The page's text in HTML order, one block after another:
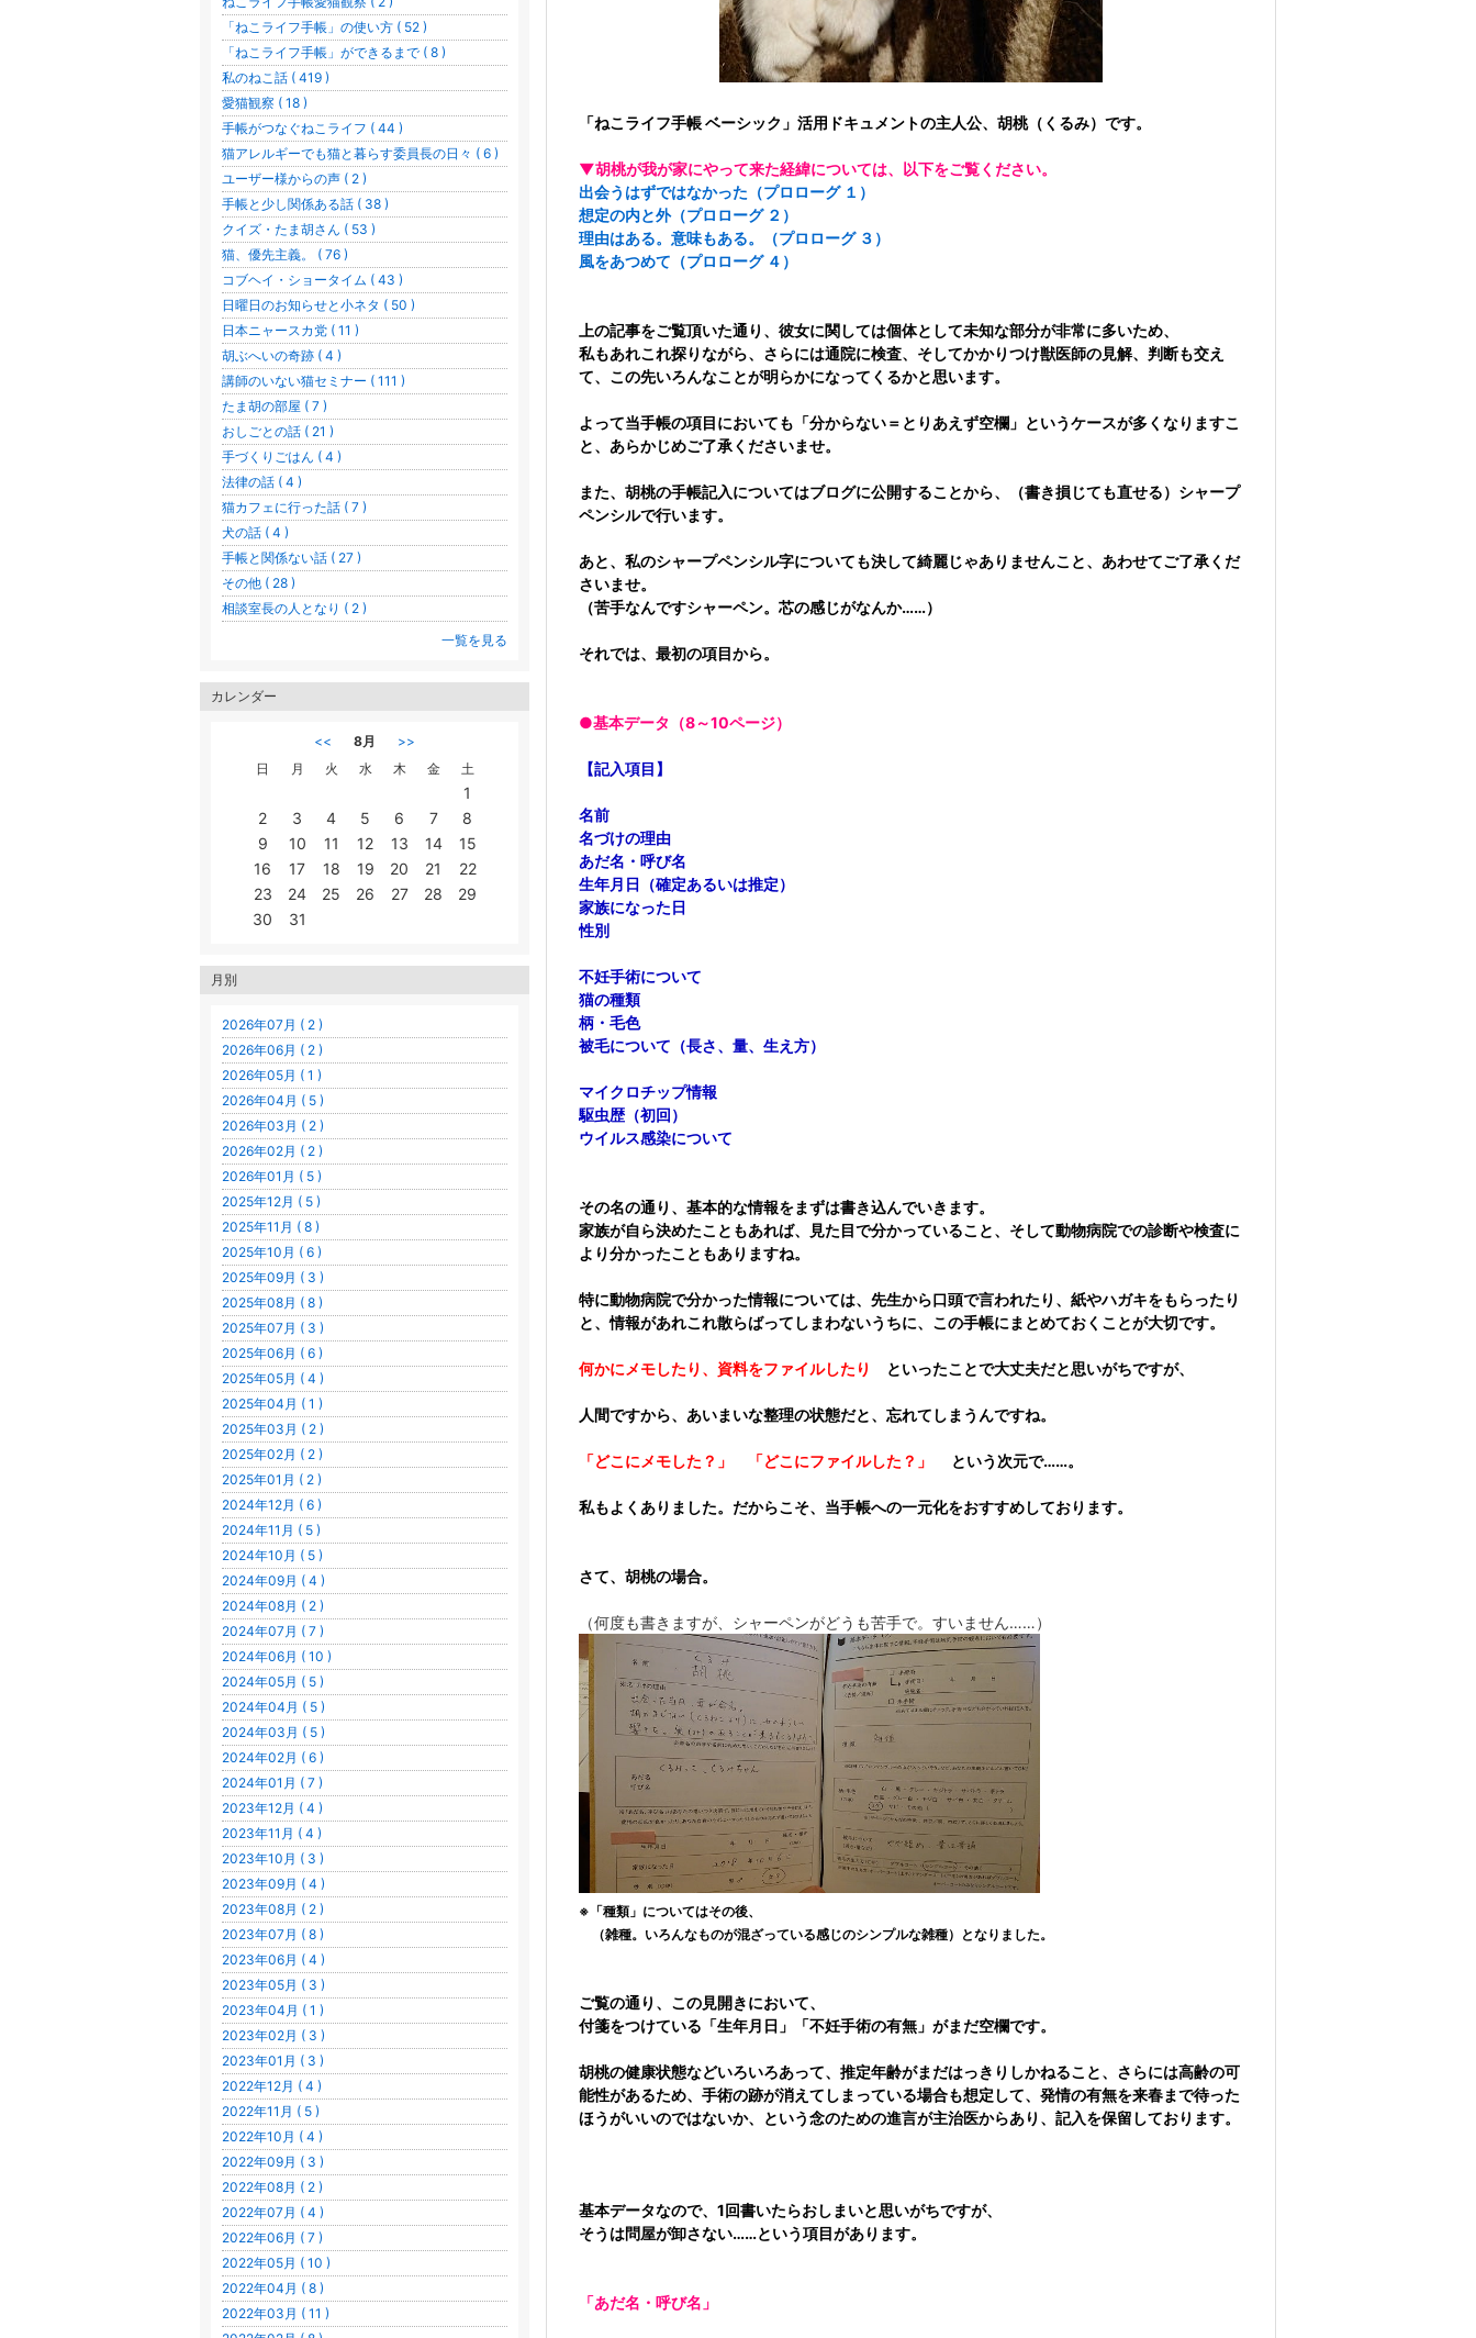
「ねこライフ手帳 ベーシック」活用ドキュメントの主人公、胡桃（くるみ）です。
▼胡桃が我が家にやって来た経緯については、以下をご覧ください。
出会うはずではなかった（プロローグ １）
想定の内と外（プロローグ ２）
理由はある。意味もある。（プロローグ ３）
風をあつめて（プロローグ ４）
上の記事をご覧頂いた通り、 彼女に関しては個体として未知な部分が非常に多いため、
私もあれこれ探りながら、さらには通院に検査、そしてかかりつけ獣医師の見解、判断も交え
て、この先いろんなことが明らかになってくるかと思います。
よって当手帳の項目においても「分からない＝とりあえず空欄」というケースが多くなりますこ
と、あらかじめご了承くださいませ。
また、胡桃の手帳記入についてはブログに公開することから、（書き損じても直せる）シャープ
ペンシルで行います。
あと、私のシャープペンシル字についても決して綺麗じゃありませんこと、あわせてご了承くだ
さいませ。
（苦手なんですシャーペン。芯の感じがなんか……）
それでは、最初の項目から。
●基本データ（8～10ページ）
【記入項目】
名前
名づけの理由
あだ名・呼び名
生年月日（確定あるいは推定）
家族になった日
性別
不妊手術について
猫の種類
柄・毛色
被毛について（長さ、量、生え方）
マイクロチップ情報
駆虫歴（初回）
ウイルス感染について
その名の通り、基本的な情報をまずは書き込んでいきます。
家族が自ら決めたこともあれば、見た目で分かっていること、そして動物病院での診断や検査に
より分かったこともありますね。
特に動物病院で分かった情報については、先生から口頭で言われたり、紙やハガキをもらったり
と、情報があれこれ散らばってしまわないうちに、この手帳にまとめておくことが大切です。
何かにメモしたり、資料をファイルしたり といったことで大丈夫だと思いがちですが、
人間ですから、あいまいな整理の状態だと、 忘れてしまうんですね。
「どこにメモした？」 「どこにファイルした？」 という次元で……。
私もよくありました。だからこそ、当手帳への一元化をおすすめしております。
さて、胡桃の場合。
（何度も書きますが、シャーペンがどうも苦手で。すいません……）
※「種類」についてはその後、
（雑種。いろんなものが混ざっている感じのシンプルな雑種）となりました。
ご覧の通り、この見開きにおいて、
付箋をつけている「生年月日」「不妊手術の有無」がまだ空欄です。
胡桃の健康状態などいろいろあって、推定年齢がまだはっきりしかねること、さらには高齢の可
能性があるため、手術の跡が消えてしまっている場合も想定して、発情の有無を来春まで待った
ほうがいいのではないか、という念のための進言が主治医からあり、記入を保留しております。
基本データなので、1回書いたらおしまいと思いがちですが、
そうは問屋が卸さない……という項目があります。
「あだ名・呼び名」
「ねこライフ手帳」の使い方 ( 52 )
「ねこライフ手帳」ができるまで ( 8 )
私のねこ話 ( 419 )
愛猫観察 ( 18 )
手帳がつなぐねこライフ ( 44 )
猫アレルギーでも猫と暮らす委員長の日々 ( 6 )
ユーザー様からの声 ( 2 )
手帳と少し関係ある話 ( 38 )
クイズ・たま胡さん ( 53 )
猫、優先主義。 ( 76 )
コブヘイ・ショータイム ( 43 )
日曜日のお知らせと小ネタ ( 50 )
日本ニャースカ党 ( 11 )
胡ぶへいの奇跡 ( 4 )
講師のいない猫セミナー ( 111 )
たま胡の部屋 ( 7 )
おしごとの話 ( 21 )
手づくりごはん ( 4 )
法律の話 ( 4 )
猫カフェに行った話 ( 7 )
犬の話 ( 4 )
手帳と関係ない話 ( 27 )
その他 ( 28 )
相談室長の人となり ( 2 )
一覧を見る
カレンダー
<< 8月
>>
日
月 火 水 木 金 土
1
2
3 4 5 6 7
8
9
10 11 12 13 14
15
16
17 18 19 20 21
22
23
24 25 26 27 28
29
30
31
月別
2026年07月 ( 2 )
2026年06月 ( 2 )
2026年05月 ( 1 )
2026年04月 ( 5 )
2026年03月 ( 2 )
2026年02月 ( 2 )
2026年01月 ( 5 )
2025年12月 ( 5 )
2025年11月 ( 8 )
2025年10月 ( 6 )
2025年09月 ( 3 )
2025年08月 ( 8 )
2025年07月 ( 3 )
2025年06月 ( 6 )
2025年05月 ( 4 )
2025年04月 ( 1 )
2025年03月 ( 2 )
2025年02月 ( 2 )
2025年01月 ( 2 )
2024年12月 ( 6 )
2024年11月 ( 5 )
2024年10月 ( 5 )
2024年09月 ( 4 )
2024年08月 ( 2 )
2024年07月 ( 7 )
2024年06月 ( 10 )
2024年05月 ( 5 )
2024年04月 ( 5 )
2024年03月 ( 5 )
2024年02月 ( 6 )
2024年01月 ( 7 )
2023年12月 ( 4 )
2023年11月 ( 4 )
2023年10月 ( 3 )
2023年09月 ( 4 )
2023年08月 ( 2 )
2023年07月 ( 8 )
2023年06月 ( 4 )
2023年05月 ( 3 )
2023年04月 ( 1 )
2023年02月 ( 3 )
2023年01月 ( 3 )
2022年12月 ( 4 )
2022年11月 ( 5 )
2022年10月 ( 4 )
2022年09月 ( 3 )
2022年08月 ( 2 )
2022年07月 ( 4 )
2022年06月 ( 7 )
2022年05月 ( 10 )
2022年04月 ( 8 )
2022年03月 ( 11 )